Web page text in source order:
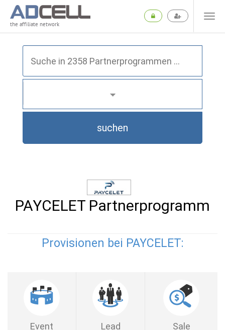
the affiliate network
suchen
PAYCELET Partnerprogramm
Provisionen bei PAYCELET:
Event Lead Sale